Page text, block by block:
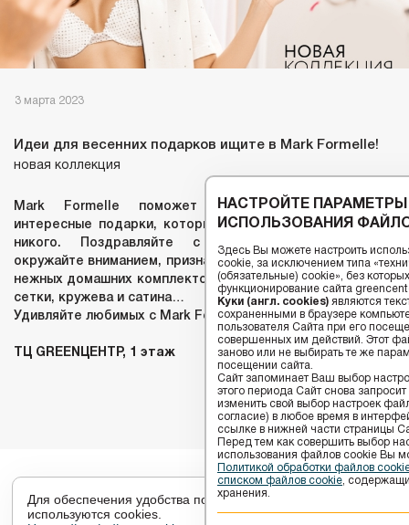
3 марта 2023
Идеи для весенних подарков ищите в Mark Formelle!
новая коллекция
Mark Formelle поможет найти незабываемые и
интересные подарки, которые не оставят равнодушным
никого. Поздравляйте с весенними праздниками,
окружайте вниманием, признавайтесь в любви с помощью
нежных домашних комплектов, очаровательного белья из
сетки, кружева и сатина…
Удивляйте любимых с Mark Formelle.
ТЦ GREENЦЕНТР, 1 этаж
Для обеспечения удобства пользователей сайта
используются cookies.
НАСТРОЙТЕ ПАРАМЕТРЫ
ИСПОЛЬЗОВАНИЯ
Здесь Вы можете настроить
cookie, за исключением типа
(обязательные) cookie», без
функционирование сайта
Куки (англ. cookies) являются
сохраненными в браузере
пользователя Сайта при его
совершенных им действий. Этот
заново или не выбирать те же
посещении сайта.
Сайт запоминает Ваш выбор
этого периода Сайт снова
изменить свой выбор настроек
согласие) в любое время в
ссылке в нижней части страницы
Перед тем как совершить выбор
использования файлов сookie Вы
Политикой обработки файлов
списком файлов cookie ,
хранения.